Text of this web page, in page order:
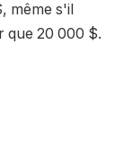
même s'il
que 20 000 $.